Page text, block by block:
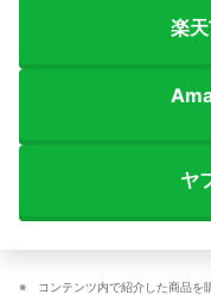
楽
ヤ
コンテンツ内で紹介した商品を